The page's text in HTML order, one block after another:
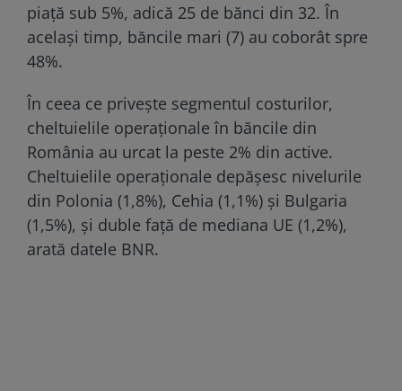
piață sub 5%, adică 25 de bănci din 32. În
același timp, băncile mari (7) au coborât spre
48%.
În ceea ce privește segmentul costurilor,
cheltuielile operaționale în băncile din
România au urcat la peste 2% din active.
Cheltuielile operaționale depășesc nivelurile
din Polonia (1,8%), Cehia (1,1%) şi Bulgaria
(1,5%), şi duble faţă de mediana UE (1,2%),
arată datele BNR.